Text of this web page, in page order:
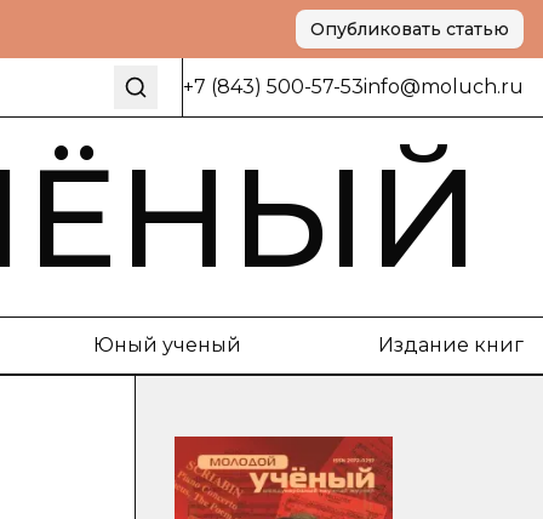
Опубликовать статью
+7 (843) 500-57-53info@moluch.ru
Юный ученый Издание книг